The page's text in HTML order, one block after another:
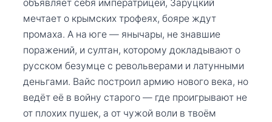
объявляет себя императрицей, Заруцкий
мечтает о крымских трофеях, бояре ждут
промаха. А на юге — янычары, не знавшие
поражений, и султан, которому докладывают о
русском безумце с револьверами и латунными
деньгами. Вайс построил армию нового века, но
ведёт её в войну старого — где проигрывают не
от плохих пушек, а от чужой воли в твоём